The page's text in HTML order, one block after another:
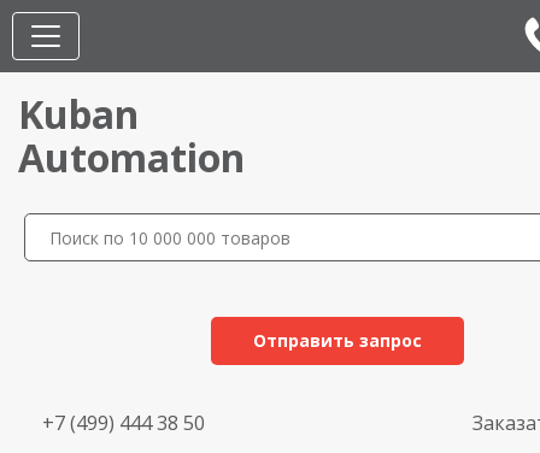
Kuban
Automation
Отправить запрос
+7 (499) 444 38 50